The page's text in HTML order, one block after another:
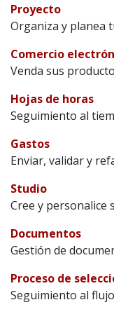
Proyecto
Organiza y planea
Comercio
Venda sus
Hojas de horas
Seguimiento al
Gastos
Enviar, validar y
Studio
Cree y personalice
Documentos
Gestión de
Proceso de
Seguimiento al